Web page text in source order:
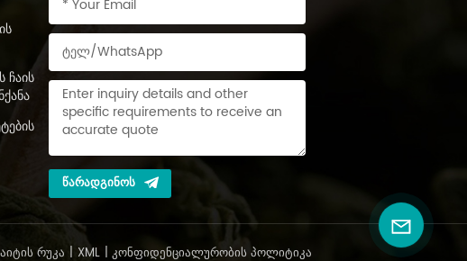
Ჩაის
ᲬᲐᲠᲐᲓᲒᲘᲜᲝᲡ
ᲠᲣᲙᲐ | XML | ᲙᲝᲜᲤᲘᲓᲔᲜᲪᲘᲐᲚᲣᲠᲝᲑᲘᲡ ᲞᲝᲚᲘᲢᲘᲙᲐ